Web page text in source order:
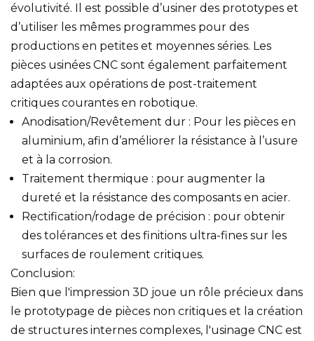
évolutivité. Il est possible d’usiner des prototypes et
d’utiliser les mêmes programmes pour des
productions en petites et moyennes séries. Les
pièces usinées CNC sont également parfaitement
adaptées aux opérations de post-traitement
critiques courantes en robotique.
Anodisation/Revêtement dur : Pour les pièces en
aluminium, afin d’améliorer la résistance à l’usure
et à la corrosion.
Traitement thermique : pour augmenter la
dureté et la résistance des composants en acier.
Rectification/rodage de précision : pour obtenir
des tolérances et des finitions ultra-fines sur les
surfaces de roulement critiques.
Conclusion:
Bien que l'impression 3D joue un rôle précieux dans
le prototypage de pièces non critiques et la création
de structures internes complexes, l'usinage CNC est